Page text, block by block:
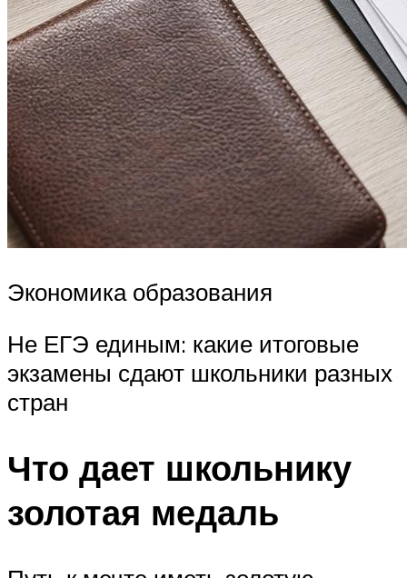
Экономика образования
Не ЕГЭ единым: какие итоговые
экзамены сдают школьники разных
стран
Что дает школьнику
золотая медаль